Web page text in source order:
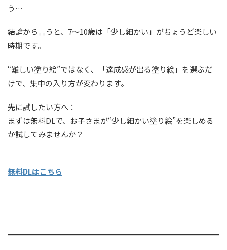
う…
結論から言うと、7〜10歳は「少し細かい」がちょうど楽しい
時期です。
“難しい塗り絵”ではなく、「達成感が出る塗り絵」を選ぶだ
けで、集中の入り方が変わります。
先に試したい方へ：
まずは無料DLで、お子さまが“少し細かい塗り絵”を楽しめる
か試してみませんか？
無料DLはこちら